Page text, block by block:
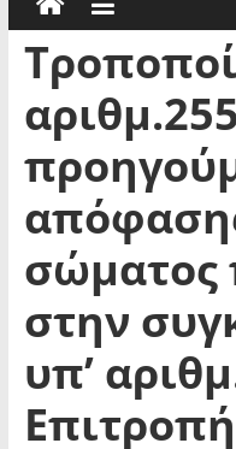
σώματος
στην
υπ’
Επιτροπή